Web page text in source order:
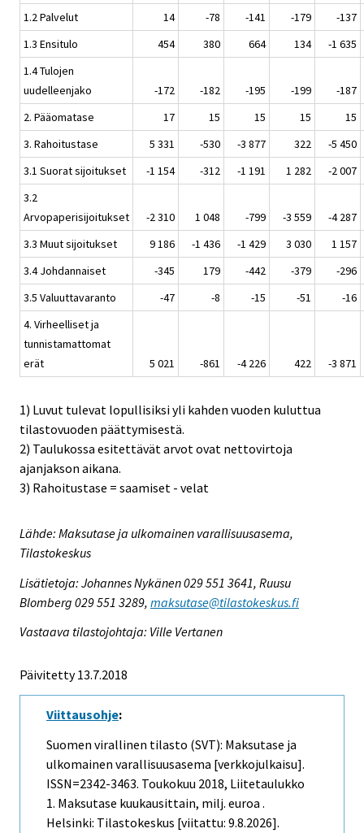
1.2 Palvelut
14 -78 -141 -179
-137
1.3 Ensitulo
454 380 664 134
-1 635
1.4 Tulojen
uudelleenjako
-172 -182 -195 -199
-187
2. Pääomatase
17 15 15 15
15
3. Rahoitustase
5 331 -530 -3 877 322
-5 450
3.1 Suorat sijoitukset
-1 154 -312 -1 191 1 282
-2 007
3.2
Arvopaperisijoitukset
-2 310 1 048 -799 -3 559
-4 287
3.3 Muut sijoitukset
9 186 -1 436 -1 429 3 030
1 157
3.4 Johdannaiset
-345 179 -442 -379
-296
3.5 Valuuttavaranto
-47 -8 -15 -51
-16
4. Virheelliset ja
tunnistamattomat
erät
5 021 -861 -4 226 422 -3 871
1) Luvut tulevat lopullisiksi yli kahden vuoden kuluttua
tilastovuoden päättymisestä.
2) Taulukossa esitettävät arvot ovat nettovirtoja
ajanjakson aikana.
3) Rahoitustase = saamiset - velat
Lähde: Maksutase ja ulkomainen varallisuusasema,
Tilastokeskus
Lisätietoja: Johannes Nykänen 029 551 3641, Ruusu
Blomberg 029 551 3289, maksutase@tilastokeskus.fi
Vastaava tilastojohtaja: Ville Vertanen
Päivitetty 13.7.2018
Viittausohje:
Suomen virallinen tilasto (SVT): Maksutase ja
ulkomainen varallisuusasema [verkkojulkaisu].
ISSN=2342-3463. Toukokuu 2018, Liitetaulukko
1. Maksutase kuukausittain, milj. euroa .
Helsinki: Tilastokeskus [viitattu: 9.8.2026].